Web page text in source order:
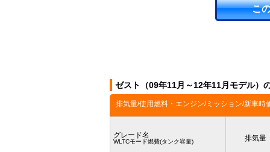
こ
ゼスト（09年11月～12年11月モデル）
排気量/使用燃料・エンジン/ミッション/新車時
グレード名
WLTCモード燃費(タンク容量) 排気量